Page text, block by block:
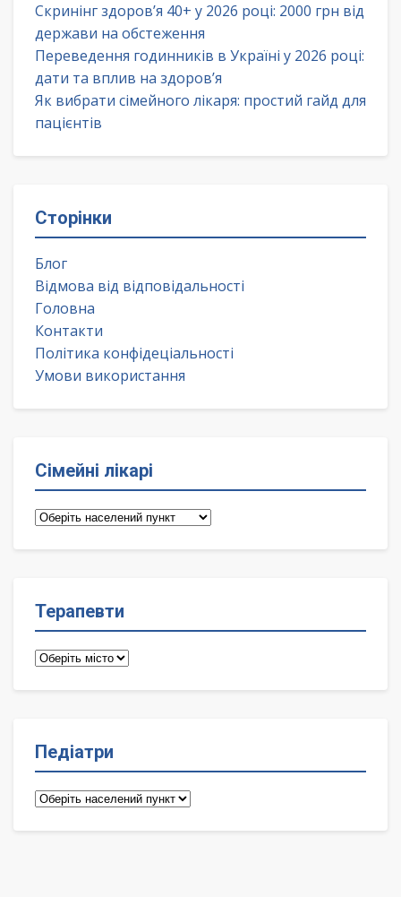
Скринінг здоров’я 40+ у 2026 році: 2000 грн від
держави на обстеження
Переведення годинників в Україні у 2026 році:
дати та вплив на здоров’я
Як вибрати сімейного лікаря: простий гайд для
пацієнтів
Сторінки
Блог
Відмова від відповідальності
Головна
Контакти
Політика конфідеціальності
Умови використання
Сімейні лікарі
Сімейні
Терапевти
Терапевти
Педіатри
Педіатри